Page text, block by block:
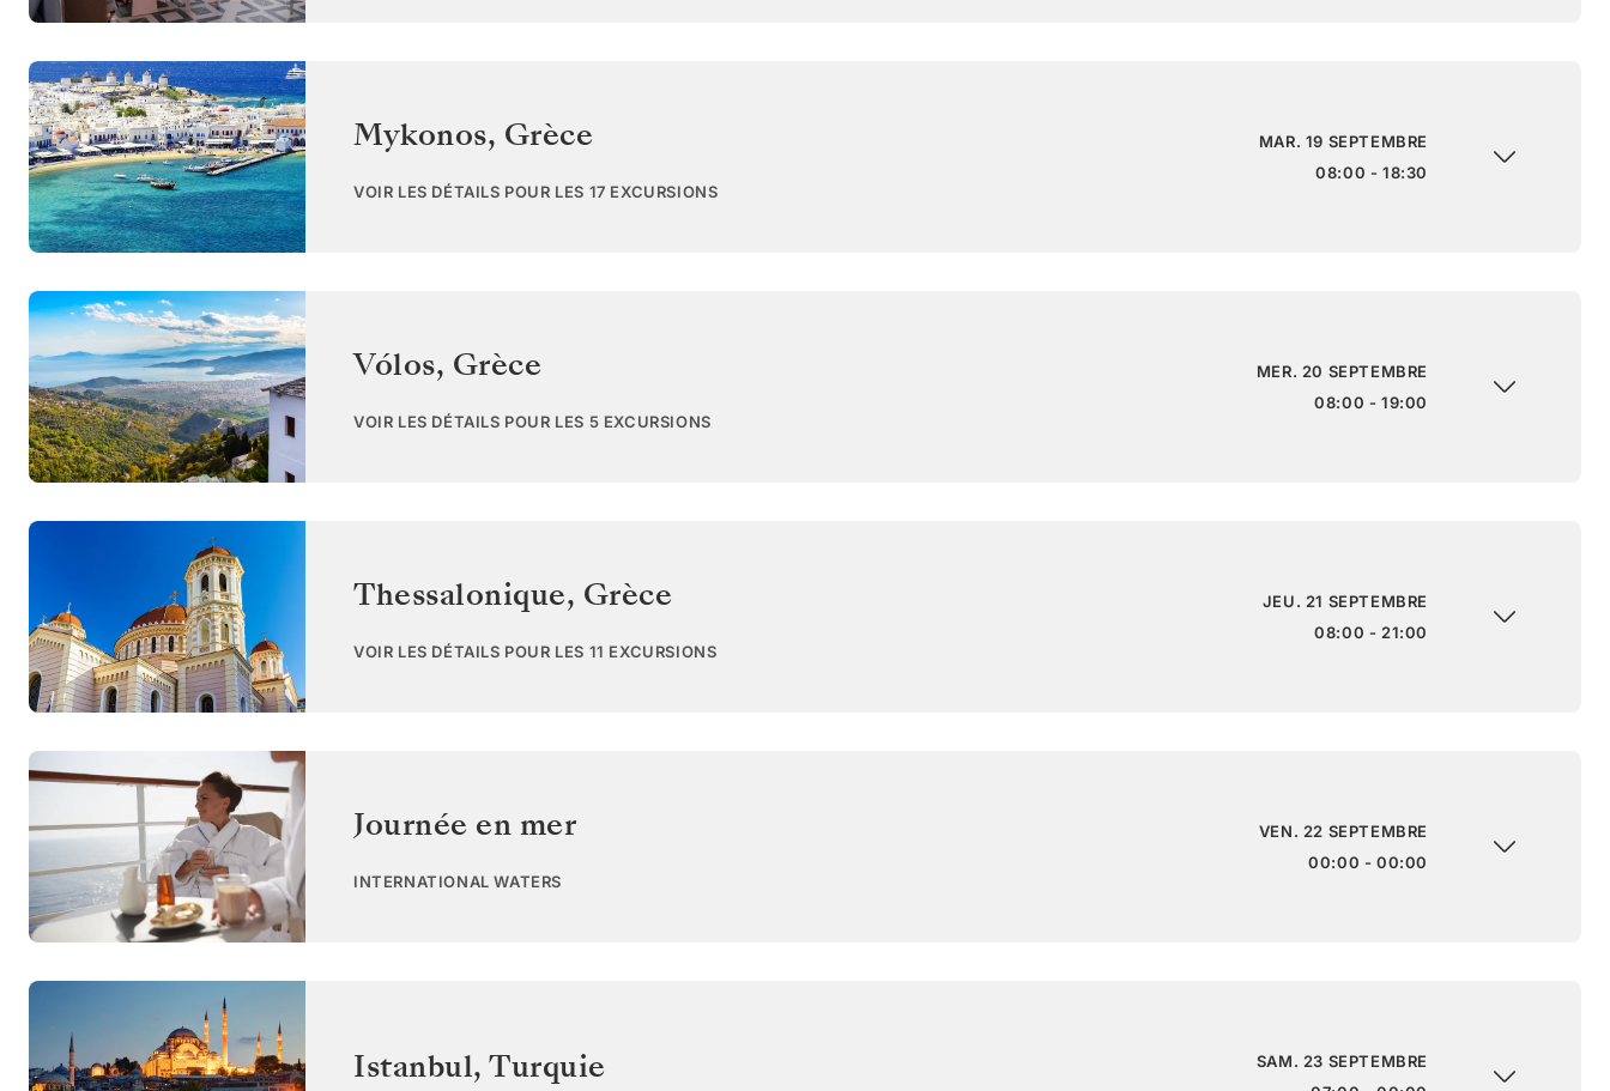
Mykonos, Grèce
VOIR LES DÉTAILS POUR LES 17 EXCURSIONS
MAR. 19 SEPTEMBRE
08:00 - 18:30
Vólos, Grèce
VOIR LES DÉTAILS POUR LES 5 EXCURSIONS
MER. 20 SEPTEMBRE
08:00 - 19:00
Thessalonique, Grèce
VOIR LES DÉTAILS POUR LES 11 EXCURSIONS
JEU. 21 SEPTEMBRE
08:00 - 21:00
Journée en mer
INTERNATIONAL WATERS
VEN. 22 SEPTEMBRE
00:00 - 00:00
Istanbul, Turquie
SAM. 23 SEPTEMBRE